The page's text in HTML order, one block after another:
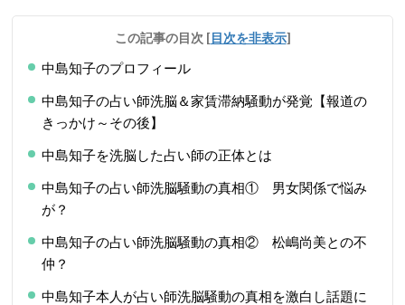
この記事の目次 [目次を非表示]
中島知子のプロフィール
中島知子の占い師洗脳＆家賃滞納騒動が発覚【報道の
きっかけ～その後】
中島知子を洗脳した占い師の正体とは
中島知子の占い師洗脳騒動の真相① 男女関係で悩み
が？
中島知子の占い師洗脳騒動の真相② 松嶋尚美との不
仲？
中島知子本人が占い師洗脳騒動の真相を激白し話題に